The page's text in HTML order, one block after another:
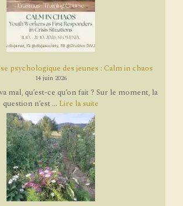
psychologique des jeunes : Calm in chaos
14 juin 2026
mal, qu’est-ce qu’on fait ? Sur le moment, la
question n’est ... Lire la suite